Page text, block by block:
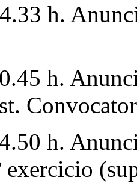
h.
h.
h.
exercicio